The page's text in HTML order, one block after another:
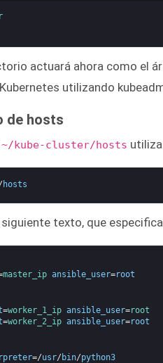
actuará ahora como el
utilizando
de hosts
~/kube-cluster/hosts
hosts
texto, que
master_ip ansible_user=root
=worker_1_ip ansible_user=root
=worker_2_ip ansible_user=root
=/usr/ bin/python3